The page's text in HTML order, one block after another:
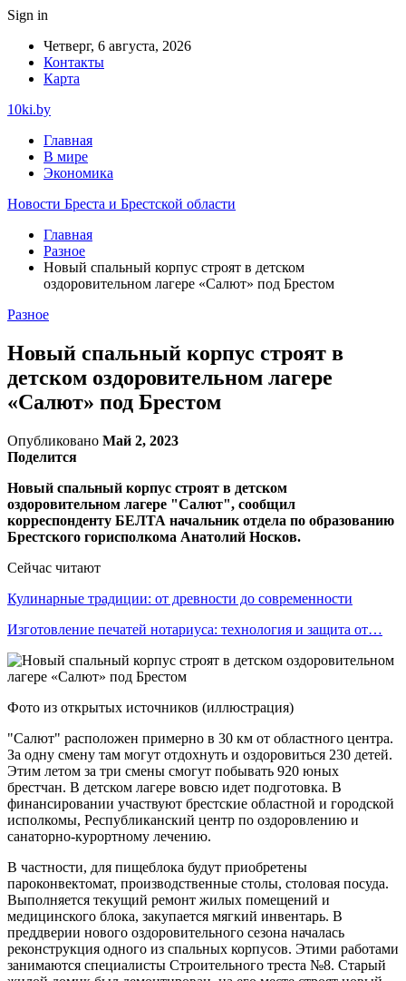
Sign in
Четверг, 6 августа, 2026
Контакты
Карта
10ki.by
Главная
В мире
Экономика
Новости Бреста и Брестской области
Главная
Разное
Новый спальный корпус строят в детском
оздоровительном лагере «Салют» под Брестом
Разное
Новый спальный корпус строят в
детском оздоровительном лагере
«Салют» под Брестом
Опубликовано Май 2, 2023
Поделится
Новый спальный корпус строят в детском
оздоровительном лагере "Салют", сообщил
корреспонденту БЕЛТА начальник отдела по образованию
Брестского горисполкома Анатолий Носков.
Сейчас читают
Кулинарные традиции: от древности до современности
Изготовление печатей нотариуса: технология и защита от…
Фото из открытых источников (иллюстрация)
"Салют" расположен примерно в 30 км от областного центра.
За одну смену там могут отдохнуть и оздоровиться 230 детей.
Этим летом за три смены смогут побывать 920 юных
брестчан. В детском лагере вовсю идет подготовка. В
финансировании участвуют брестские областной и городской
исполкомы, Республиканский центр по оздоровлению и
санаторно-курортному лечению.
В частности, для пищеблока будут приобретены
пароконвектомат, производственные столы, столовая посуда.
Выполняется текущий ремонт жилых помещений и
медицинского блока, закупается мягкий инвентарь. В
преддверии нового оздоровительного сезона началась
реконструкция одного из спальных корпусов. Этими работами
занимаются специалисты Строительного треста №8. Старый